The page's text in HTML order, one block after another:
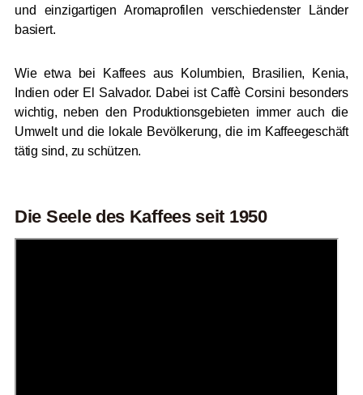
und einzigartigen Aromaprofilen verschiedenster Länder
basiert.
Wie etwa bei Kaffees aus Kolumbien, Brasilien, Kenia,
Indien oder El Salvador. Dabei ist Caffè Corsini besonders
wichtig, neben den Produktionsgebieten immer auch die
Umwelt und die lokale Bevölkerung, die im Kaffeegeschäft
tätig sind, zu schützen.
Die Seele des Kaffees seit 1950